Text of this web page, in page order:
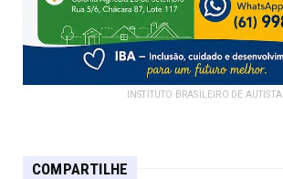
INSTITUTO BRASILEIRO DE AUTISTA
COMPARTILHE